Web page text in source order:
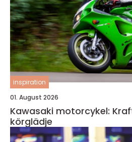
inspiration
01. August 2026
Kawasaki motorcykel:
körglädje